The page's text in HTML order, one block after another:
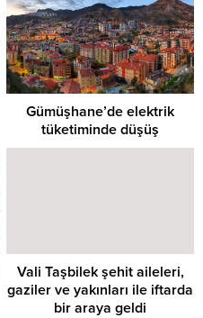
Gümüşhane’de elektrik
tüketiminde düşüş
Vali Taşbilek şehit aileleri,
gaziler ve yakınları ile iftarda
bir araya geldi